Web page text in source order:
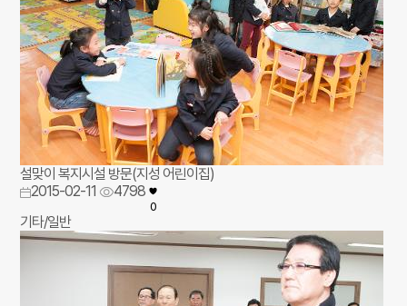
설맞이 복지시설 방문(지성 어린이집)
2015-02-11
4798
0
기타/일반